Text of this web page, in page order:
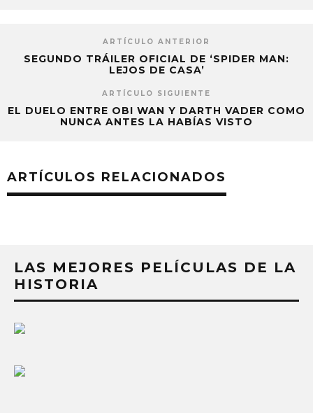
ARTÍCULO ANTERIOR
SEGUNDO TRÁILER OFICIAL DE ‘SPIDER MAN:
LEJOS DE CASA’
ARTÍCULO SIGUIENTE
EL DUELO ENTRE OBI WAN Y DARTH VADER COMO
NUNCA ANTES LA HABÍAS VISTO
ARTÍCULOS RELACIONADOS
LAS MEJORES PELÍCULAS DE LA
HISTORIA